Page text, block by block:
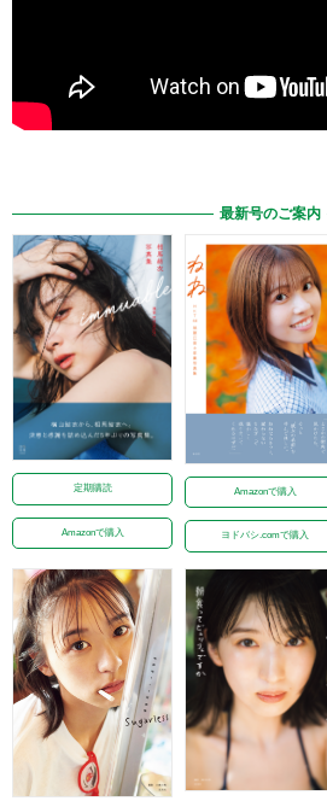
最新号のご案内
定期購読
Amazonで購入
Amazonで購入
ヨドバシ.comで購入